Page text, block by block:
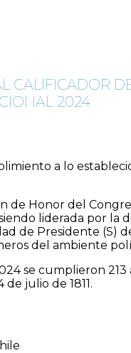
CALIFICADOR
2024
a lo
de Honor del
liderada por la
de Presidente
del ambiente
se cumplieron
julio de 1811.